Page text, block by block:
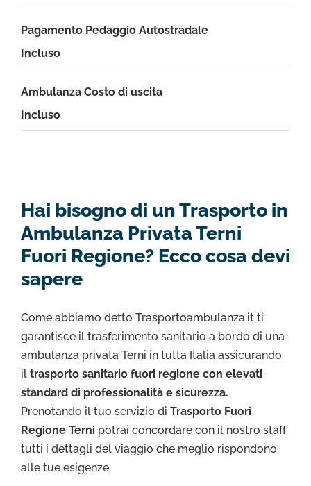
Pagamento Pedaggio Autostradale
Incluso
Ambulanza Costo di uscita
Incluso
Hai bisogno di un Trasporto in
Ambulanza Privata Terni
Fuori Regione? Ecco cosa devi
sapere
Come abbiamo detto Trasportoambulanza.it ti
garantisce il trasferimento sanitario a bordo di una
ambulanza privata Terni in tutta Italia assicurando
il trasporto sanitario fuori regione con elevati
standard di professionalità e sicurezza.
Prenotando il tuo servizio di Trasporto Fuori
Regione Terni potrai concordare con il nostro staff
tutti i dettagli del viaggio che meglio rispondono
alle tue esigenze.